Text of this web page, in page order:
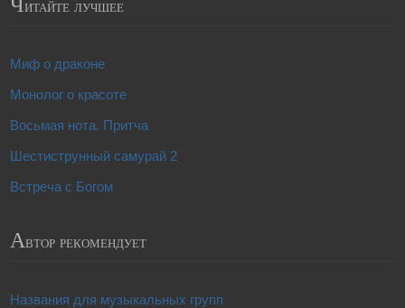
итайте лучшее
Миф о драконе
Монолог о красоте
Восьмая нота. Притча
Шестиструнный самурай 2
Встреча с Богом
Автор рекомендует
Названия для музыкальных групп